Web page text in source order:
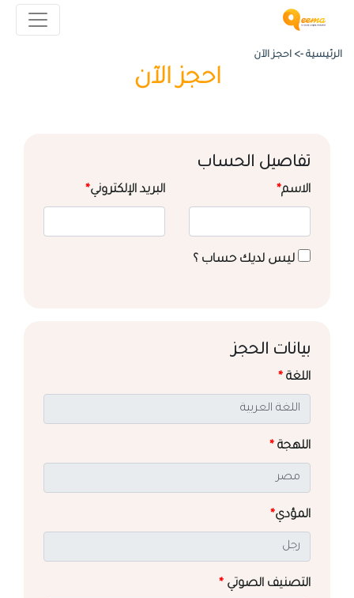
الرئيسية -> احجز الآن
احجز الآن
تفاصيل الحساب
الاسم* البريد الإلكتروني*
ليس لديك حساب ؟
بيانات الحجز
اللغة *
اللهجة *
المؤدي*
التصنيف الصوتي *